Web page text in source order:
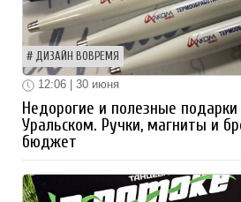
ДИЗАЙН ВОВРЕМЯ
12:06 | 30 июня
Недорогие и полезные
Уральском. Ручки, магниты и
бюджет